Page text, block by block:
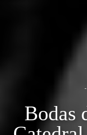
Bodas